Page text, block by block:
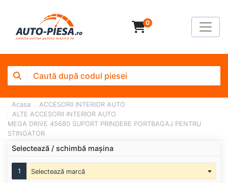
0
Acasa
ACCESORII INTERIOR AUTO
ALTE ACCESORII INTERIOR AUTO
MEGA DRIVE 45680 SUPORT PRINDERE PORTBAGAJ PENTRU
STINGATOR
Selectează / schimbă mașina
1 Selectează marcă